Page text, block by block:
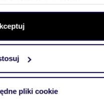
cookie możesz zmienić
chwili.
i analizować ruch w
z naszej witryny,
te informacje z
pliki cookie
kryteria w
wszystkie